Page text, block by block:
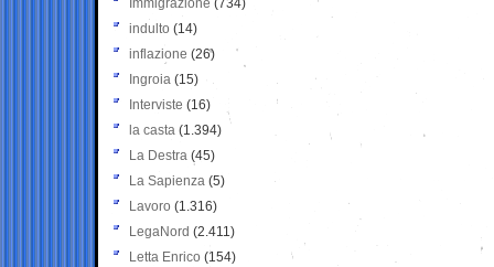
Immigrazione (734)
indulto (14)
inflazione (26)
Ingroia (15)
Interviste (16)
la casta (1.394)
La Destra (45)
La Sapienza (5)
Lavoro (1.316)
LegaNord (2.411)
Letta Enrico (154)